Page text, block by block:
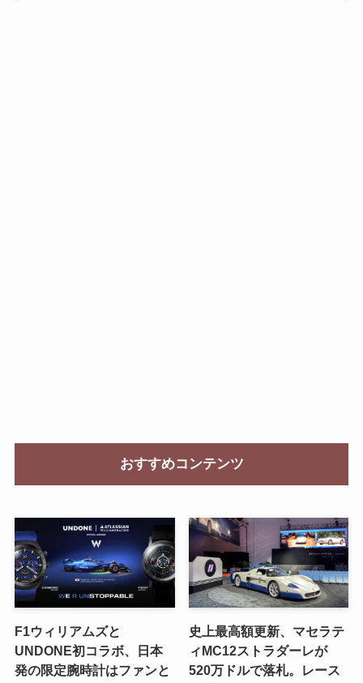
おすすめコンテンツ
F1ウィリアムズと
UNDONE初コラボ、日本
発の限定腕時計はファンと
史上最高額更新、マセラテ
ィMC12ストラダーレが
520万ドルで落札。レース